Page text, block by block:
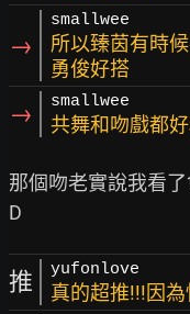
→
smallwee
所以臻茵有時
勇俊好搭
→ smallwee
共舞和吻戲都
那個吻老實說我看
推 yufonlove
真的超推!!!因